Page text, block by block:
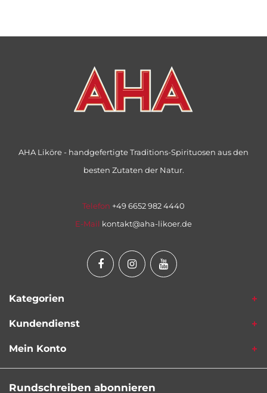
AHA Liköre - handgefertigte Traditions-Spirituosen aus den
besten Zutaten der Natur.
Telefon +49 6652 982 4440
E-Mail kontakt@aha-likoer.de
Kategorien
Kundendienst
Mein Konto
Rundschreiben abonnieren